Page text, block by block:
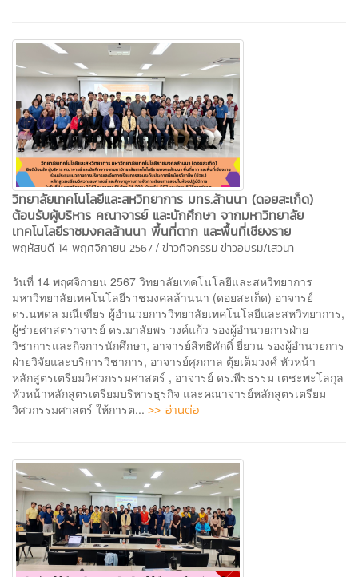
วิทยาลัยเทคโนโลยีและสหวิทยาการ มทร.ล้านนา (ดอยสะเก็ด)
ต้อนรับผู้บริหาร คณาจารย์ และนักศึกษา จากมหาวิทยาลัย
เทคโนโลยีราชมงคลล้านนา พื้นที่ตาก และพื้นที่เชียงราย
พฤหัสบดี 14 พฤศจิกายน 2567 / ข่าวกิจกรรมข่าวอบรม/เสวนา
วันที่ 14 พฤศจิกายน 2567 วิทยาลัยเทคโนโลยีและสหวิทยาการ
มหาวิทยาลัยเทคโนโลยีราชมงคลล้านนา (ดอยสะเก็ด) อาจารย์
ดร.นพดล มณีเฑียร ผู้อำนวยการวิทยาลัยเทคโนโลยีและสหวิทยาการ,
ผู้ช่วยศาสตราจารย์ ดร.มาลัยพร วงค์แก้ว รองผู้อำนวยการฝ่าย
วิชาการและกิจการนักศึกษา, อาจารย์สิทธิศักดิ์ ยี่ยวน รองผู้อำนวยการ
ฝ่ายวิจัยและบริการวิชาการ, อาจารย์ศุภกาล ตุ้ยเต็มวงศ์ หัวหน้า
หลักสูตรเตรียมวิศวกรรมศาสตร์ , อาจารย์ ดร.พีรธรรม เตชะพะโลกุล
หัวหน้าหลักสูตรเตรียมบริหารธุรกิจ และคณาจารย์หลักสูตรเตรียม
วิศวกรรมศาสตร์ ให้การต... >> อ่านต่อ